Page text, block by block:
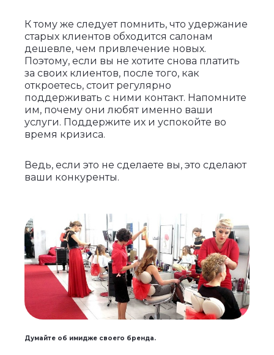
К тому же следует помнить, что удержание
старых клиентов обходится салонам
дешевле, чем привлечение новых.
Поэтому, если вы не хотите снова платить
за своих клиентов, после того, как
откроетесь, стоит регулярно
поддерживать с ними контакт. Напомните
им, почему они любят именно ваши
услуги. Поддержите их и успокойте во
время кризиса.
Ведь, если это не сделаете вы, это сделают
ваши конкуренты.
Думайте об имидже своего бренда.